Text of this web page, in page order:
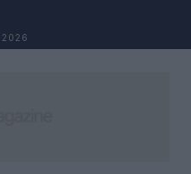
2026